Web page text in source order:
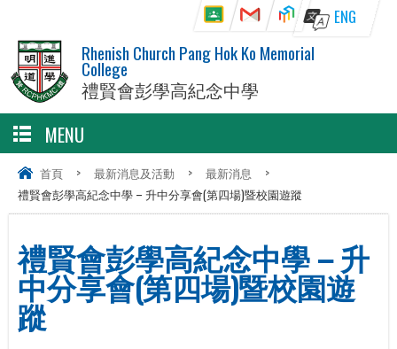
Rhenish Church Pang Hok Ko Memorial
College
禮賢會彭學高紀念中學
ENG
MENU
首頁 > 最新消息及活動 > 最新消息
>
禮賢會彭學高紀念中學 – 升中分享會(第四場)暨校園遊蹤
禮賢會彭學高紀念中學 – 升
中分享會(第四場)暨校園遊
蹤